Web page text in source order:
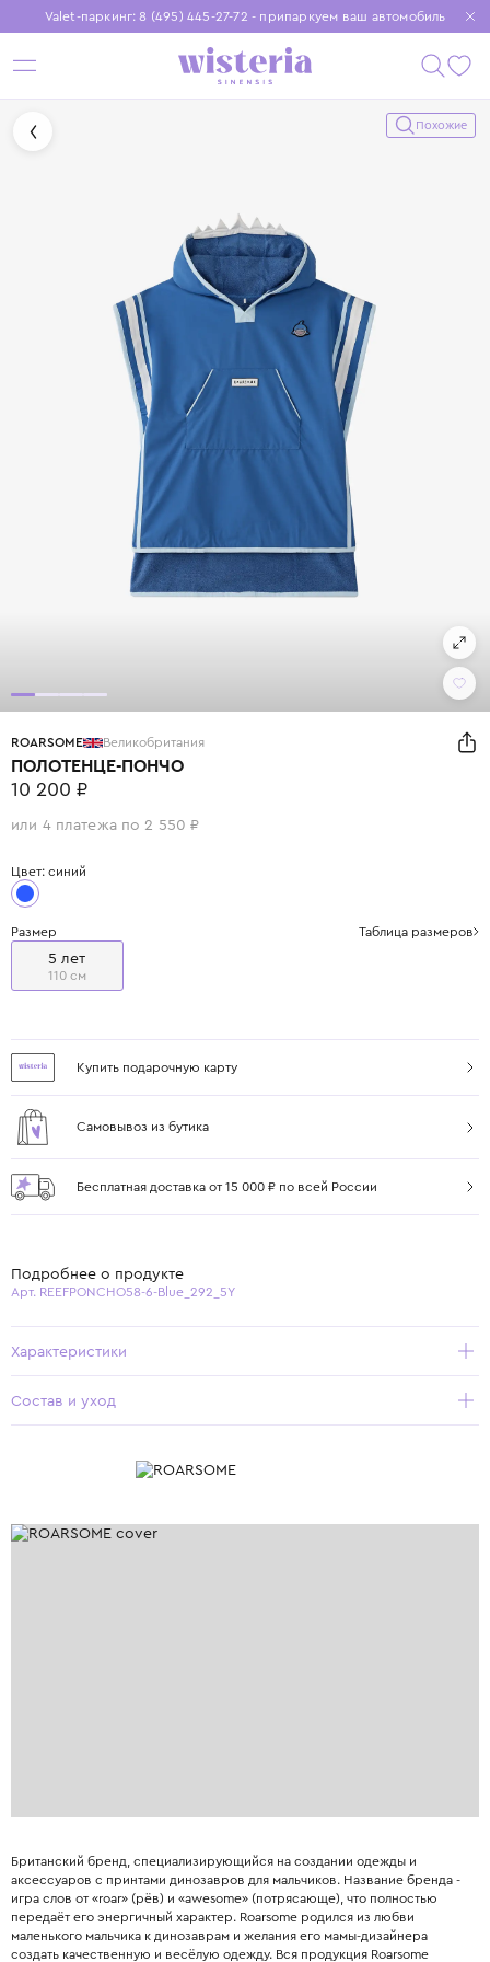
Valet-паркинг: 8 (495) 445-27-72 - припаркуем ваш автомобиль
Бесплатная доставка при заказе от 15 000 ₽
Установите приложение, чтобы покупки были еще удобнее
Похожие
ROARSOME Великобритания
ПОЛОТЕНЦЕ-ПОНЧО
10 200 ₽
или 4 платежа по 2 550 ₽
Цвет: синий
Размер Таблица размеров
5 лет
110 см
Купить подарочную карту
Самовывоз из бутика
Бесплатная доставка от 15 000 ₽ по всей России
Подробнее о продукте
Арт. REEFPONCHO58-6-Blue_292_5Y
Характеристики
Состав и уход
Британский бренд, специализирующийся на создании одежды и
аксессуаров с принтами динозавров для мальчиков. Название бренда -
игра слов от «roar» (рёв) и «awesome» (потрясающе), что полностью
передаёт его энергичный характер. Roarsome родился из любви
маленького мальчика к динозаврам и желания его мамы-дизайнера
создать качественную и весёлую одежду. Вся продукция Roarsome